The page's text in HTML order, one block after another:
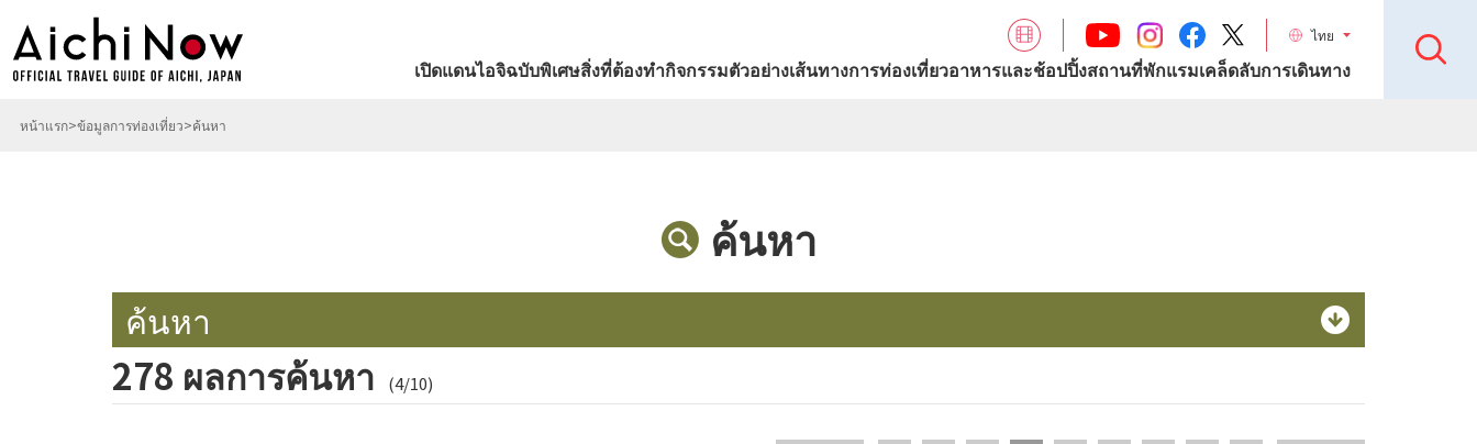
ไทย
เปิดแดนไอจิฉบับพิเศษสิ่งที่ต้องทำกิจกรรมตัวอย่างเส้นทางการท่องเที่ยวอาหารและช้อปปิ้งสถานที่พักแรมเคล็ดลับการเดินทาง
หน้าแรก ข้อมูลการท่องเที่ยว ค้นหา
ค้นหา
ค้นหา
278 ผลการค้นหา (4/10)